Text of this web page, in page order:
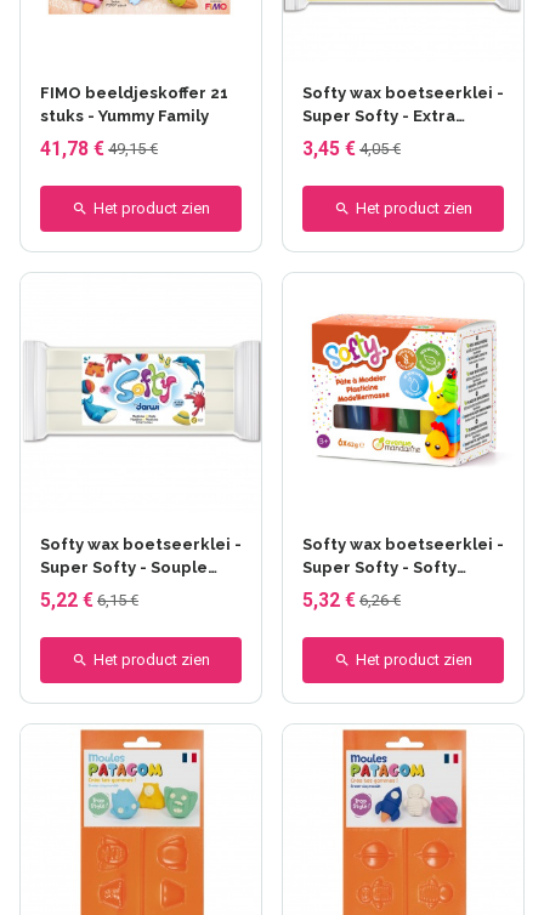
FIMO beeldjeskoffer 21
stuks - Yummy Family
41,78 € 49,15 €
Het product zien
Softy wax boetseerklei -
Super Softy - Extra
souple (Super Softy)
3,45 € 4,05 €
Het product zien
Softy wax boetseerklei -
Super Softy - Souple
(softy)
5,22 € 6,15 €
Het product zien
Softy wax boetseerklei -
Super Softy - Softy
Assortiment de 6 x 62 g
5,32 € 6,26 €
Het product zien